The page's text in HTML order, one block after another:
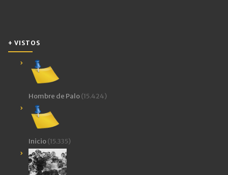
+ VISTOS
Hombre de Palo(15.424)
Inicio(15.335)